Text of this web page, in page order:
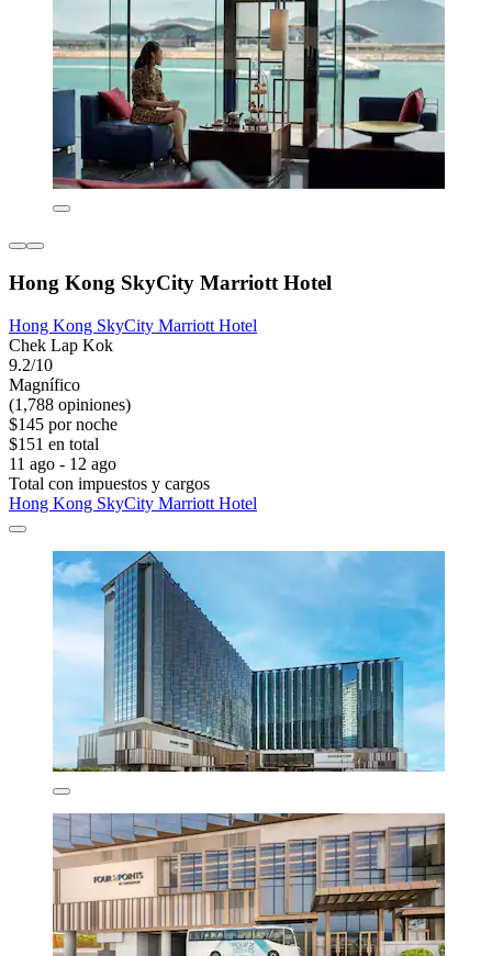
Hong Kong SkyCity Marriott Hotel
Hong Kong SkyCity Marriott Hotel
Chek Lap Kok
9.2/10
Magnífico
(1,788 opiniones)
$145 por noche
$151 en total
11 ago - 12 ago
Total con impuestos y cargos
Hong Kong SkyCity Marriott Hotel